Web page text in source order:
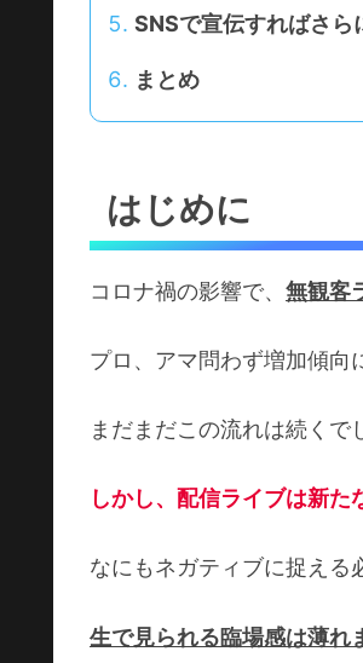
SNSで宣伝すればさら
まとめ
はじめに
コロナ禍の影響で、 無観客
プロ、アマ問わず増加傾向
まだまだこの流れは続くで
しかし、配信ライブは新た
なにもネガティブに捉える
生で見られる臨場感は薄れ